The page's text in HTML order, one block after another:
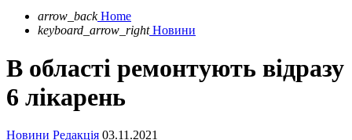
arrow_back Home
keyboard_arrow_right Новини
В області ремонтують відразу
6 лікарень
Новини Редакція 03.11.2021